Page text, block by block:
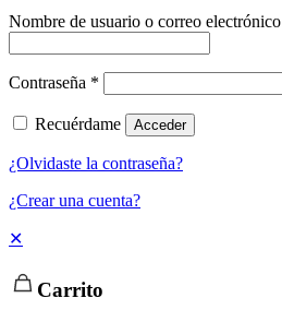
Nombre de usuario o correo electrónico
Contraseña *
Recuérdame Acceder
¿Olvidaste la contraseña?
¿Crear una cuenta?
✕
Carrito